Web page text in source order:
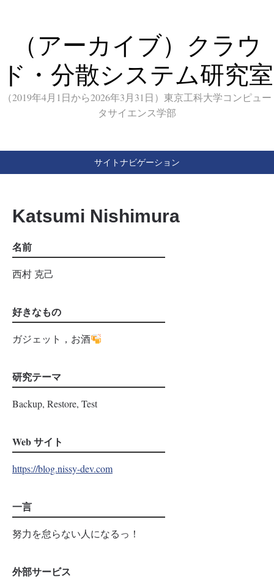
（アーカイブ）クラウ
ド・分散システム研究室
（2019年4月1日から2026年3月31日）東京工科大学コンピュー
タサイエンス学部
サイトナビゲーション
Katsumi Nishimura
名前
西村 克己
好きなもの
ガジェット，お酒
研究テーマ
Backup, Restore, Test
Web サイト
https://blog.nissy-dev.com
一言
努力を怠らない人になるっ！
外部サービス